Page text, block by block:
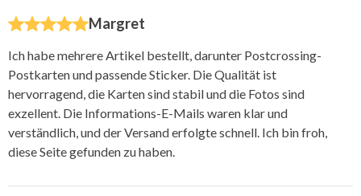
Margret
Ich habe mehrere Artikel bestellt, darunter Postcrossing-
Postkarten und passende Sticker. Die Qualität ist
hervorragend, die Karten sind stabil und die Fotos sind
exzellent. Die Informations-E-Mails waren klar und
verständlich, und der Versand erfolgte schnell. Ich bin froh,
diese Seite gefunden zu haben.